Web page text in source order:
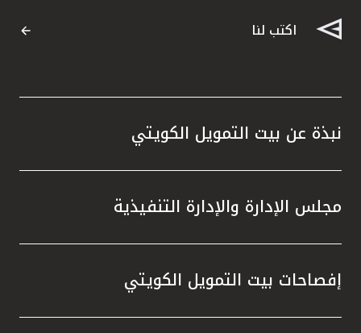
اكتب لنا
نبذة عن بيت التمويل الكويتي
مجلس الإدارة والإدارة التنفيذية
إفصاحات بيت التمويل الكويتي